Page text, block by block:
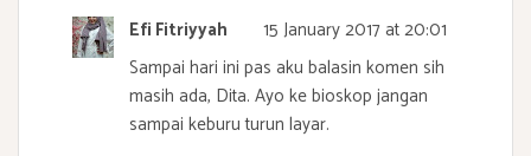
Efi Fitriyyah
15 January 2017 at 20:01
Sampai hari ini pas aku balasin komen sih
masih ada, Dita. Ayo ke bioskop jangan
sampai keburu turun layar.